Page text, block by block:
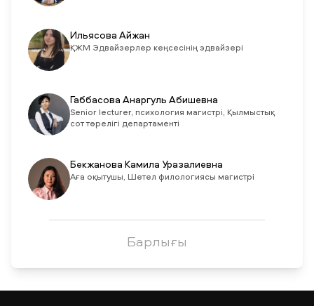
Ильясова Айжан
ҚЖМ Эдвайзерлер кеңсесінің эдвайзері
Габбасова Анаргуль Абишевна
Senior lecturer, психология магистрі, Қылмыстық
сот төрелігі департаменті
Бекжанова Камила Уразалиевна
Аға оқытушы, Шетел филологиясы магистрі
Барлығы